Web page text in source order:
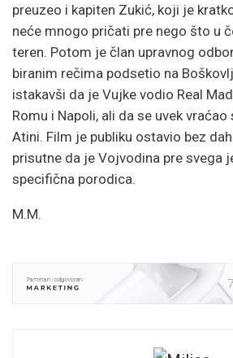
preuzeo i kapiten Zukić, koji je
neće mnogo pričati pre nego što u
teren. Potom je član upravnog
biranim rečima podsetio na
istakavši da je Vujke vodio Real
Romu i Napoli, ali da se uvek
Atini. Film je publiku ostavio bez
prisutne da je Vojvodina pre svega
specifična porodica.
M.M.